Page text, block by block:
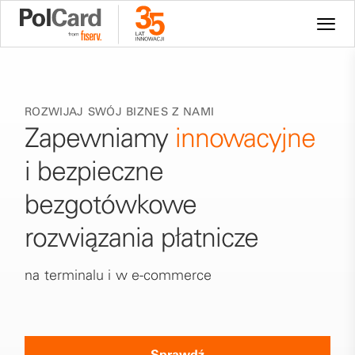
ROZWIJAJ SWÓJ BIZNES Z NAMI
Zapewniamy innowacyjne
i bezpieczne
bezgotówkowe
rozwiązania płatnicze
na terminalu i w e-commerce